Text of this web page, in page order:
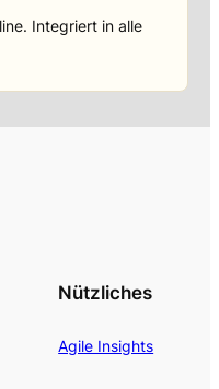
Integriert in alle
Nützliches
Agile Insights